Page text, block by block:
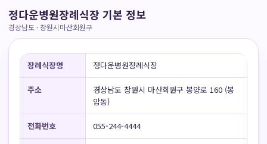
정다운병원장례식장 기본 정보
경상남도 · 창원시마산회원구
장례식장명 정다운병원장례식장
주소
경상남도 창원시 마산회원구 봉양로 160 (봉
암동)
전화번호 055-244-4444